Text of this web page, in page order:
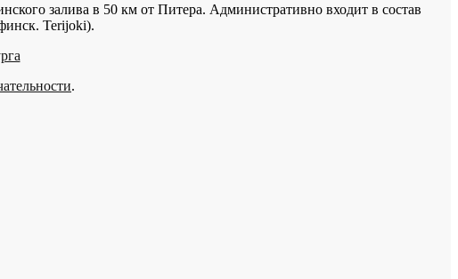
залива в 50 км от Питера. Административно входит в состав
Terijoki).
.